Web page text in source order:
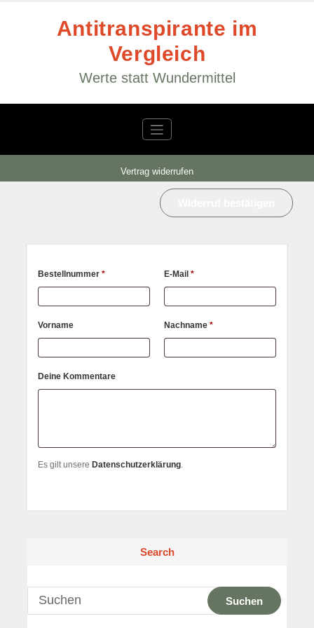
Antitranspirante im
Vergleich
Werte statt Wundermittel
Vertrag widerrufen
Bestellnummer *erforderlich E-Mail*erforderlich
Vorname Nachname*erforderlich
Page URI *erforderlich
Deine Kommentare
Es gilt unsere Datenschutzerklärung
Search